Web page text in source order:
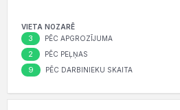
VIETA NOZARĒ
3 PĒC APGROZĪJUMA
2 PĒC PEĻŅAS
9 PĒC DARBINIEKU SKAITA